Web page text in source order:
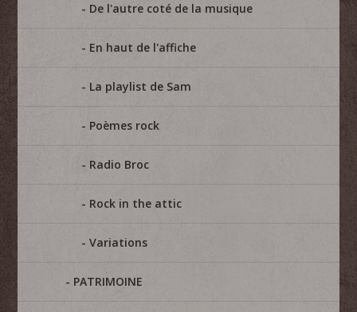
De l'autre coté de la musique
En haut de l'affiche
La playlist de Sam
Poèmes rock
Radio Broc
Rock in the attic
Variations
PATRIMOINE